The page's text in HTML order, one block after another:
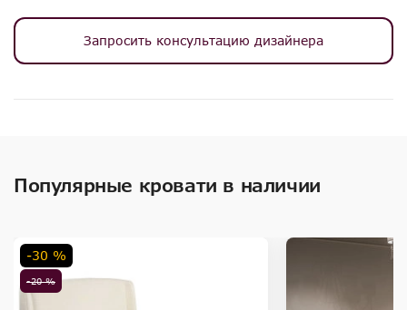
Запросить консультацию дизайнера
Популярные кровати в наличии
-20 %
-30 %